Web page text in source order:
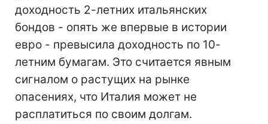
доходность 2-летних итальянских
бондов - опять же впервые в истории
евро - превысила доходность по 10-
летним бумагам. Это считается явным
сигналом о растущих на рынке
опасениях, что Италия может не
расплатиться по своим долгам.